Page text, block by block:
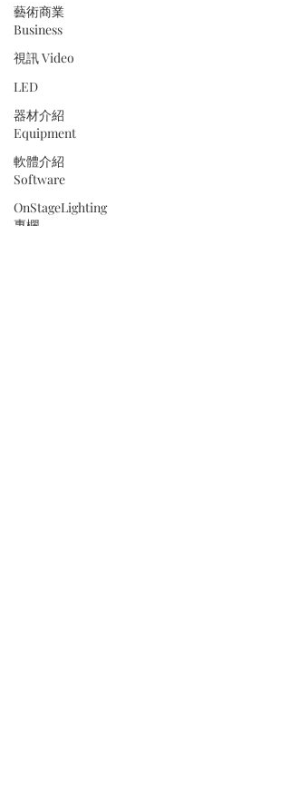
藝術商業
Business
視訊 Video
LED
器材介紹
Equipment
軟體介紹
Software
OnStageLighting
專欄